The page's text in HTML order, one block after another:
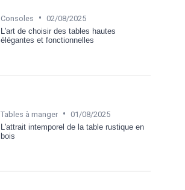
Consoles • 02/08/2025
L'art de choisir des tables hautes
élégantes et fonctionnelles
Tables à manger • 01/08/2025
L'attrait intemporel de la table rustique en
bois